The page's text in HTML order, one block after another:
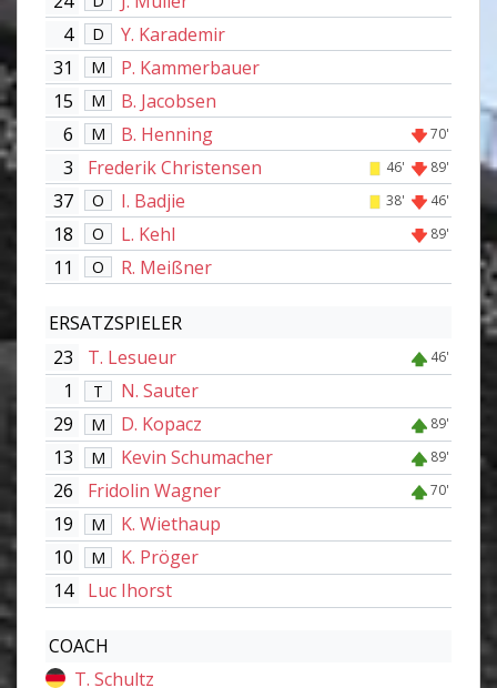
4
D
Y. Karademir
31
M
P. Kammerbauer
15
M
B. Jacobsen
6
M B. Henning 70'
3 Frederik Christensen 46' 89'
37 O I. Badjie 38' 46'
18 O L. Kehl 89'
11 O R. Meißner
ERSATZSPIELER
23
T. Lesueur 46'
1 T
N. Sauter
29
M D. Kopacz 89'
13 M Kevin Schumacher 89'
26 Fridolin Wagner 70'
19 M
K. Wiethaup
10
M
K. Pröger
14
Luc Ihorst
COACH
T. Schultz